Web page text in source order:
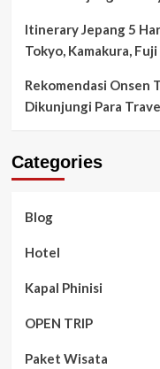
Itinerary Jepang 5
Tokyo, Kamakura,
Rekomendasi Onsen
Dikunjungi Para
Categories
Blog
Hotel
Kapal Phinisi
OPEN TRIP
Paket Wisata